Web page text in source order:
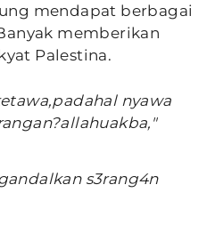
mendapat berbagai
memberikan
Palestina.
nyawa
s3rang4n